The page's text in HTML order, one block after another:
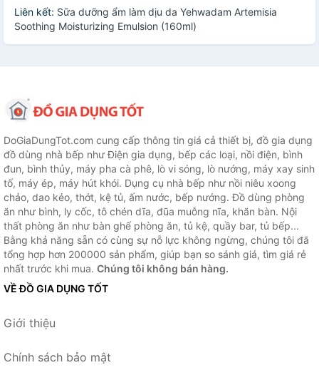
Liên kết: Sữa dưỡng ẩm làm dịu da Yehwadam Artemisia
Soothing Moisturizing Emulsion (160ml)
DoGiaDungTot.com cung cấp thông tin giá cả thiết bị, đồ gia dụng
đồ dùng nhà bếp như Điện gia dụng, bếp các loại, nồi điện, bình
đun, bình thủy, máy pha cà phê, lò vi sóng, lò nướng, máy xay sinh
tố, máy ép, máy hút khói. Dụng cụ nhà bếp như nồi niêu xoong
chảo, dao kéo, thớt, kệ tủ, ấm nước, bếp nướng. Đồ dùng phòng
ăn như bình, ly cốc, tô chén dĩa, đũa muỗng nĩa, khăn bàn. Nội
thất phòng ăn như bàn ghế phòng ăn, tủ kệ, quầy bar, tủ bếp...
Bằng khả năng sẵn có cùng sự nỗ lực không ngừng, chúng tôi đã
tổng hợp hơn 200000 sản phẩm, giúp bạn so sánh giá, tìm giá rẻ
nhất trước khi mua. Chúng tôi không bán hàng.
VỀ ĐỒ GIA DỤNG TỐT
Giới thiệu
Chính sách bảo mật